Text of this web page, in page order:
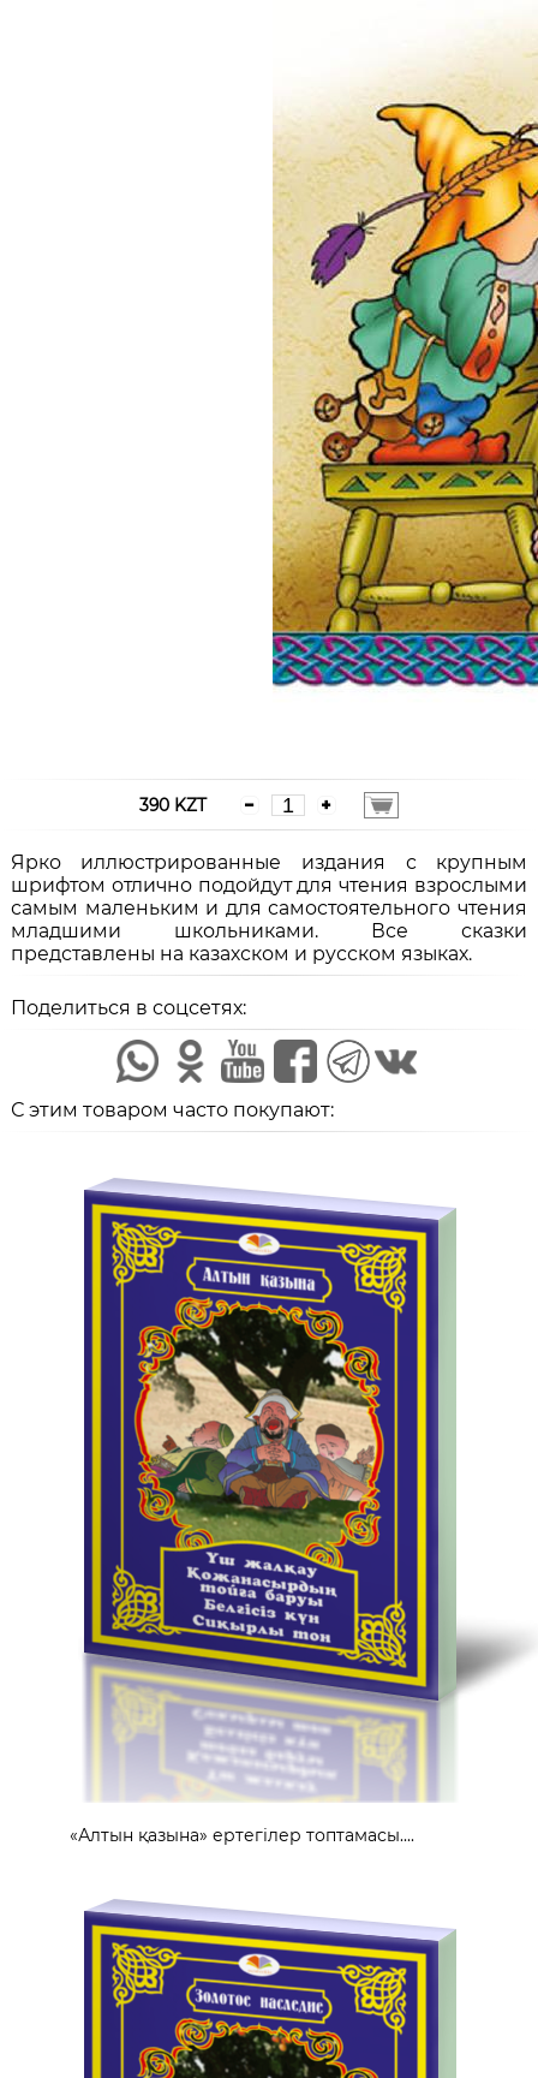
390 KZT
Ярко иллюстрированные издания с крупным
шрифтом отлично подойдут для чтения взрослыми
самым маленьким и для самостоятельного чтения
младшими школьниками. Все сказки
представлены на казахском и русском языках.
Поделиться в соцсетях:
С этим товаром часто покупают:
«Алтын қазына» ертегілер топтамасы....